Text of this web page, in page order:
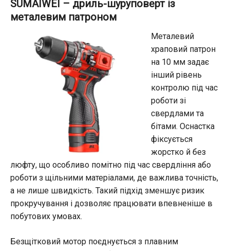
SUMAIWEI – дриль-шуруповерт із
металевим патроном
Металевий
храповий патрон
на 10 мм задає
інший рівень
контролю під час
роботи зі
свердлами та
бітами. Оснастка
фіксується
жорстко й без
люфту, що особливо помітно під час свердління або
роботи з щільними матеріалами, де важлива точність,
а не лише швидкість. Такий підхід зменшує ризик
прокручування і дозволяє працювати впевненіше в
побутових умовах.
Безщітковий мотор поєднується з плавним